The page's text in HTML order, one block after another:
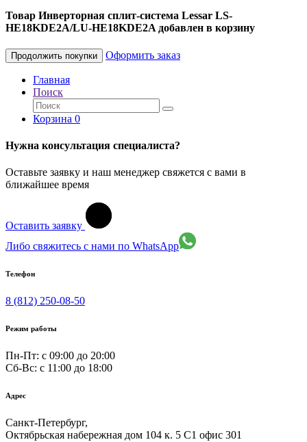
Товар Инверторная сплит-система Lessar LS-
HE18KDE2A/LU-HE18KDE2A добавлен в корзину
Продолжить покупки Оформить заказ
Главная
Поиск
Корзина 0
Нужна консультация специалиста?
Оставьте заявку и наш менеджер свяжется с вами в
ближайшее время
Оставить заявку
Либо свяжитесь с нами по WhatsApp
Телефон
8 (812) 250-08-50
Режим работы
Пн-Пт: с 09:00 до 20:00
Сб-Вс: c 11:00 до 18:00
Адрес
Санкт-Петербург,
Октябрьская набережная дом 104 к. 5 С1 офис 301